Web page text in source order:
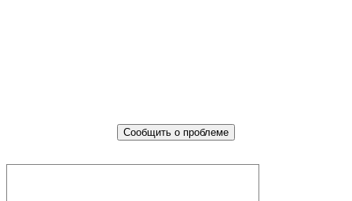
Сообщить о проблеме